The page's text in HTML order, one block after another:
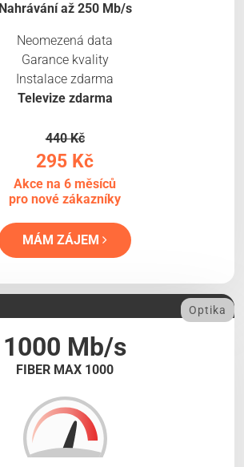
Nahrávání až 250 Mb/s
Neomezená data
Garance kvality
Instalace zdarma
Televize zdarma
440 Kč
295 Kč
Akce na 6 měsíců
pro nové zákazníky
MÁM ZÁJEM
1000 Mb/s
FIBER MAX 1000
Optika